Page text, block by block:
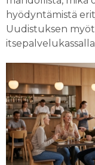
hyödyntämistä
Uudistuksen